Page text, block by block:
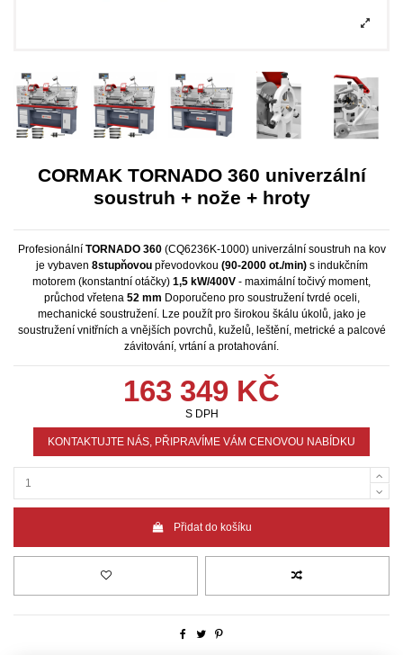
CORMAK TORNADO 360 univerzální
soustruh + nože + hroty
Profesionální TORNADO 360 (CQ6236K-1000) univerzální soustruh na kov
je vybaven 8stupňovoupřevodovkou (90-2000 ot./min)s indukčním
motorem (konstantní otáčky) 1,5 kW/400V - maximální točivý moment,
průchod vřetena 52 mm Doporučeno pro soustružení tvrdé oceli,
mechanické soustružení. Lze použít pro širokou škálu úkolů, jako je
soustružení vnitřních a vnějších povrchů, kuželů, leštění, metrické a palcové
závitování, vrtání a protahování.
163 349 KČ
S DPH
KONTAKTUJTE NÁS, PŘIPRAVÍME VÁM CENOVOU NABÍDKU
Přidat do košíku